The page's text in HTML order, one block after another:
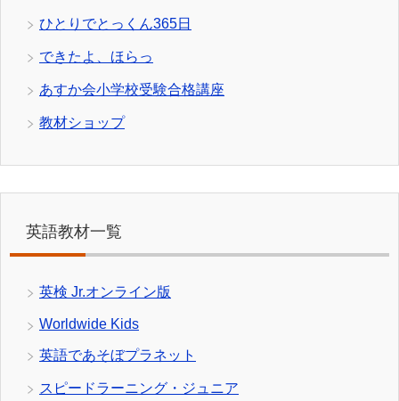
ひとりでとっくん365日
できたよ、ほらっ
あすか会小学校受験合格講座
教材ショップ
英語教材一覧
英検 Jr.オンライン版
Worldwide Kids
英語であそぼプラネット
スピードラーニング・ジュニア